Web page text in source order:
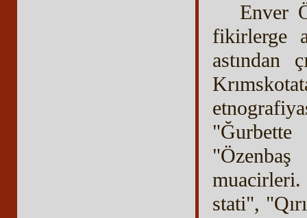
Enver
fikirlerge
astından
muacirleri.
stati",